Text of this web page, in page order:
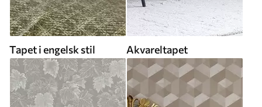
Tapet i engelsk stil Akvareltapet